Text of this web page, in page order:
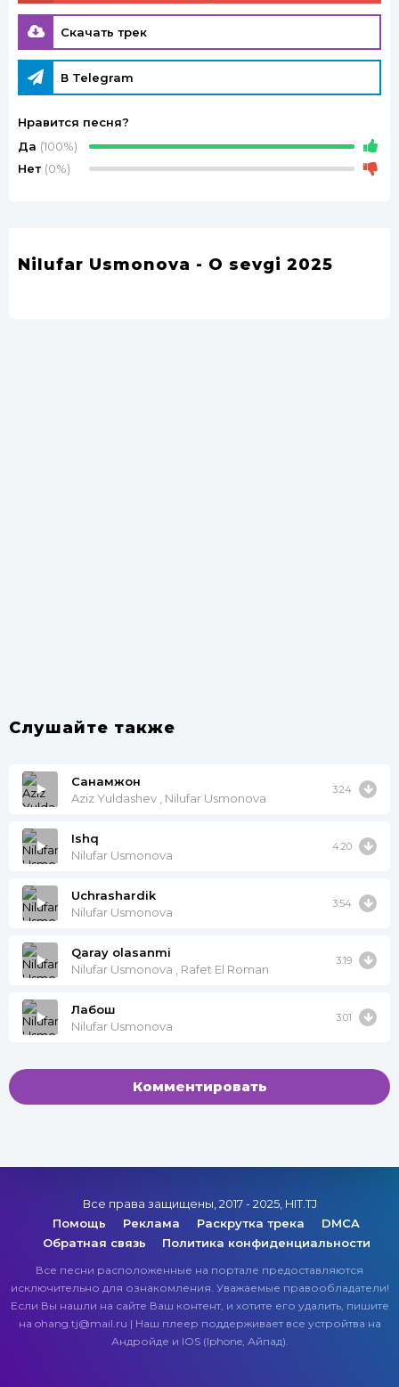
Скачать трек
В Telegram
Нравится песня?
Да (100%)
Нет (0%)
Nilufar Usmonova - O sevgi 2025
Слушайте также
Санамжон
Aziz Yuldashev , Nilufar Usmonova
3:24
Ishq
Nilufar Usmonova
4:20
Uchrashardik
Nilufar Usmonova
3:54
Qaray olasanmi
Nilufar Usmonova , Rafet El Roman
3:19
Лабош
Nilufar Usmonova
3:01
Комментировать
Все права защищены, 2017 - 2025, HIT.TJ
Помощь
Реклама Раскрутка трека
DMCA
Обратная связь
Политика конфиденциальности
Все песни расположенные на портале предоставляются
исключительно для ознакомления. Уважаемые правообладатели!
Если Вы нашли на сайте Ваш контент, и хотите его удалить, пишите
на ohang.tj@mail.ru | Наш плеер поддерживает все устройтва на
Андройде и IOS (Iphone, Айпад).